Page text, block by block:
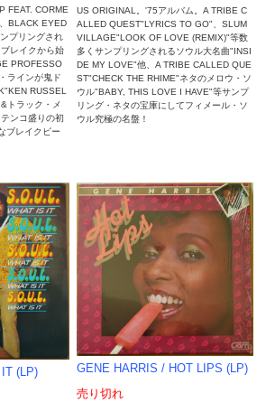
FEAT. CORME
BLACK EYED
プリングされ
レイクから始
PROFESSO
ラインが鬼ド
RUSSEL
トラック・メ
ンコ盛りの初
ブレイクビー
US ORIGINAL。'75アルバム。A TRIBE C
ALLED QUEST"LYRICS TO GO"、SLUM
VILLAGE"LOOK OF LOVE (REMIX)"等数
多くサンプリングされるソウル大名曲"INSI
DE MY LOVE"他、A TRIBE CALLED QUE
ST"CHECK THE RHIME"ネタのメロウ・ソ
ウル"BABY, THIS LOVE I HAVE"等サンプ
リング・ネタの宝庫にしてフィメール・ソ
ウル究極の名盤！
(LP)
GENE HARRIS ‎/ HOT LIPS (LP)
売り切れ